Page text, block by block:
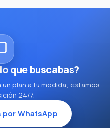
que buscabas?
plan a tu medida; estamos
24/7.
WhatsApp